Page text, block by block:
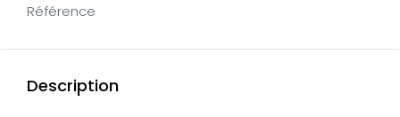
Référence
Description